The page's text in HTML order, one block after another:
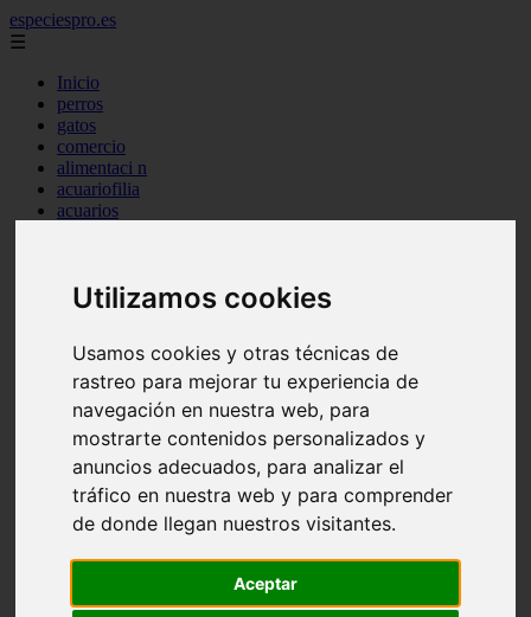
Utilizamos cookies
Usamos cookies y otras técnicas de
rastreo para mejorar tu experiencia de
navegación en nuestra web, para
mostrarte contenidos personalizados y
anuncios adecuados, para analizar el
tráfico en nuestra web y para comprender
de donde llegan nuestros visitantes.
Aceptar
especiespro.es
☰
Inicio
perros
gatos
comercio
alimentaci n
acuariofilia
acuarios
mantenimiento
bienestar
peque os mam feros
verano
legislaci n
peluquer a
accesorios
peluquer a canina
complementos
consejos